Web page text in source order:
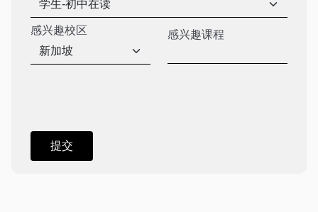
感兴趣校区 感兴趣课程